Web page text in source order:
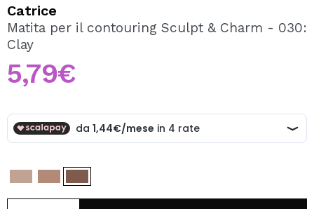
Creando un account su Maquibeauty.it potrai fare i tuoi
acquisti velocemente, controllare lo stato dei tuoi ordini e
Catrice
Matita per il contouring Sculpt & Charm - 030:
Clay
5,79€